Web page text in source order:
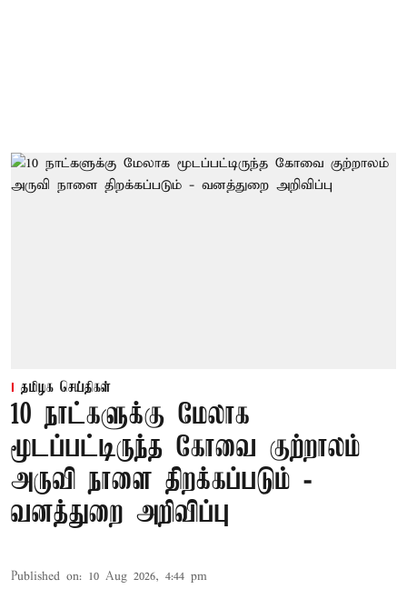
தமிழக செய்திகள்
10 நாட்களுக்கு மேலாக
மூடப்பட்டிருந்த கோவை குற்றாலம்
அருவி நாளை திறக்கப்படும் -
வனத்துறை அறிவிப்பு
Published on: 10 Aug 2026, 4:44 pm